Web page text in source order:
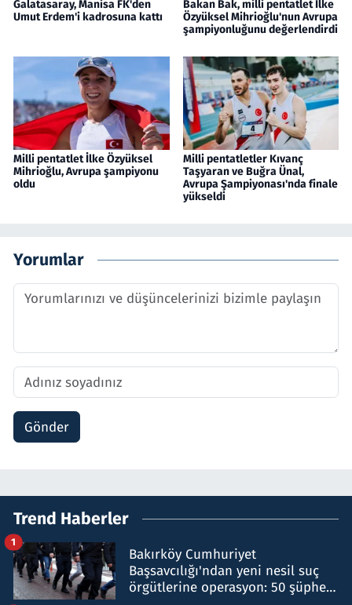
Galatasaray, Manisa FK'den
Umut Erdem'i kadrosuna kattı
Bakan Bak, milli pentatlet İlke
Özyüksel Mihrioğlu'nun Avrupa
şampiyonluğunu değerlendirdi
Milli pentatlet İlke Özyüksel
Mihrioğlu, Avrupa şampiyonu
oldu
Milli pentatletler Kıvanç
Taşyaran ve Buğra Ünal,
Avrupa Şampiyonası'nda finale
yükseldi
Yorumlar
Gönder
Trend Haberler
Bakırköy Cumhuriyet
Başsavcılığı'ndan yeni nesil suç
örgütlerine operasyon: 50 şüpheli
1